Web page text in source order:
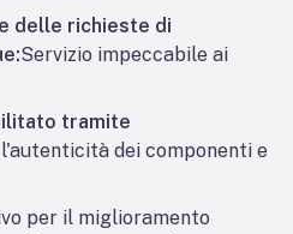
delle richieste di
Servizio impeccabile ai
tramite
dei componenti e
per il miglioramento